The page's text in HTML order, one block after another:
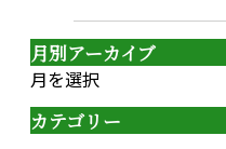
月別アーカイブ
月を選択
カテゴリー